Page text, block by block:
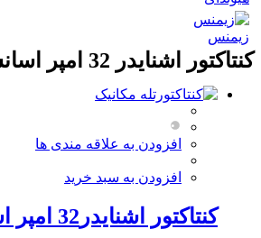
زیمنس
کنتاکتور اشنایدر 32 امپر اسانسوری
افزودن به علاقه مندی ها
افزودن به سبد خرید
کنتاکتور اشنایدر32 امپر اسانسوری